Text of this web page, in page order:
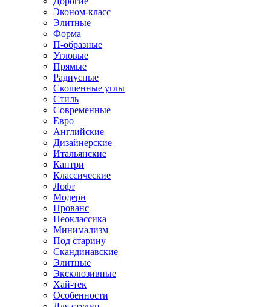
Эконом-класс
Элитные
Форма
П-образные
Угловые
Прямые
Радиусные
Скошенные углы
Стиль
Современные
Евро
Английские
Дизайнерские
Итальянские
Кантри
Классические
Лофт
Модерн
Прованс
Неоклассика
Минимализм
Под старину
Скандинавские
Элитные
Эксклюзивные
Хай-тек
Особенности